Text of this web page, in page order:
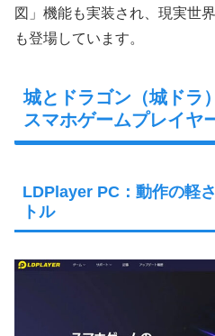
図」機能も実装され、現実世
も登場しています。
城とドラゴン（城ドラ
スマホゲームプレイヤ
LDPlayer PC：動作の軽
トル